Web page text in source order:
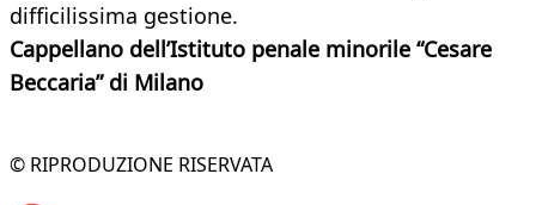
difficilissima gestione.
Cappellano dell’Istituto penale minorile “Cesare
Beccaria” di Milano
© RIPRODUZIONE RISERVATA